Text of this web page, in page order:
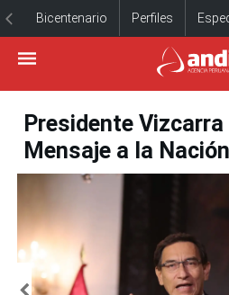
Bicentenario Perfiles
Presidente
Mensaje a la Nación